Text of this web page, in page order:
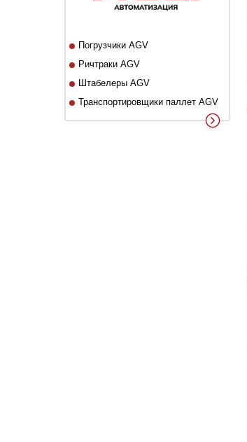
Погрузчики AGV
Ричтраки AGV
Штабелеры AGV
Транспортировщики паллет AGV